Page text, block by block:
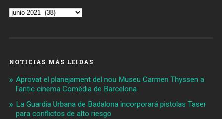
Archivos
NOTICIAS MÁS LEIDAS
Aprovat el planejament del nou Museu Carmen Thyssen a
l'antic cinema Comèdia de Barcelona
La Guardia Urbana de Badalona incorporará pistolas Taser
para conflictos de alto riesgo